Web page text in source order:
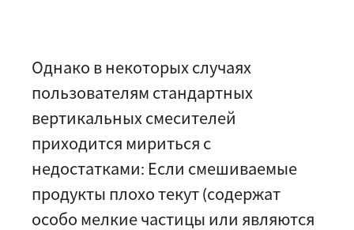
Однако в некоторых случаях
пользователям стандартных
вертикальных смесителей
приходится мириться с
недостатками: Если смешиваемые
продукты плохо текут (содержат
особо мелкие частицы или являются